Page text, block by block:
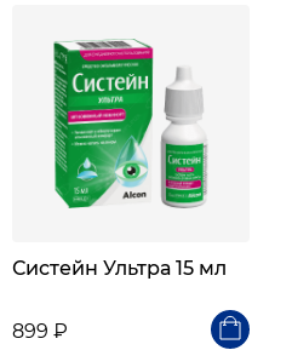
Систейн Ультра 15 мл
899 ₽